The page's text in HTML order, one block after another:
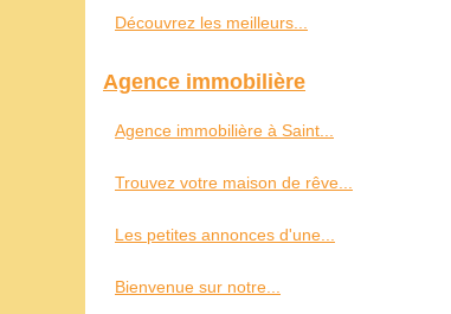
Découvrez les meilleurs...
Agence immobilière
Agence immobilière à Saint...
Trouvez votre maison de rêve...
Les petites annonces d'une...
Bienvenue sur notre...